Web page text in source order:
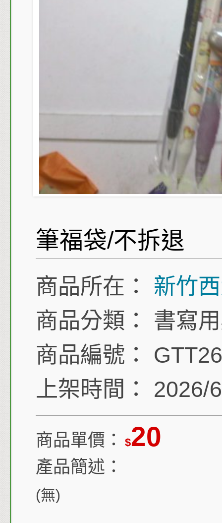
筆福袋/不拆退
商品所在：
新竹
商品分類：
書寫
商品編號：
上架時間：
2026/
商品單價： $20
產品簡述：
(無)